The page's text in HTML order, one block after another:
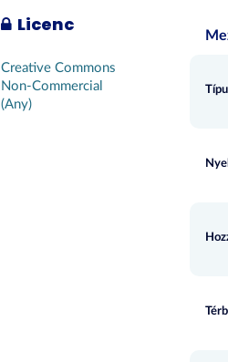
Licenc
Creative Commons
Non-Commercial
(Any)